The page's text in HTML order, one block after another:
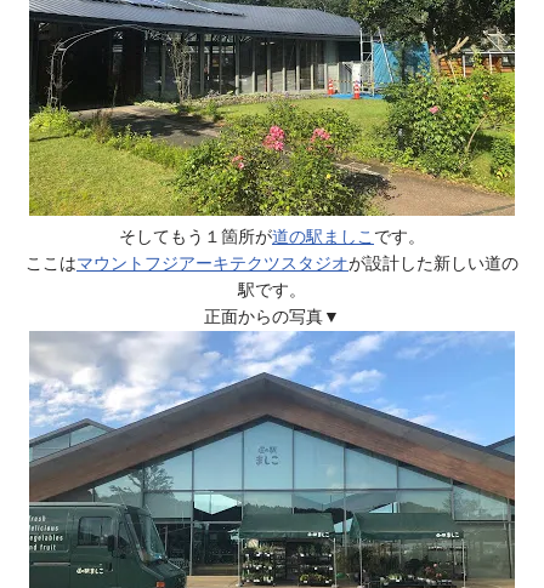
そしてもう１箇所が道の駅ましこ です。
ここはマウントフジアーキテクツスタジオが設計した新しい道の
駅です。
正面からの写真▼